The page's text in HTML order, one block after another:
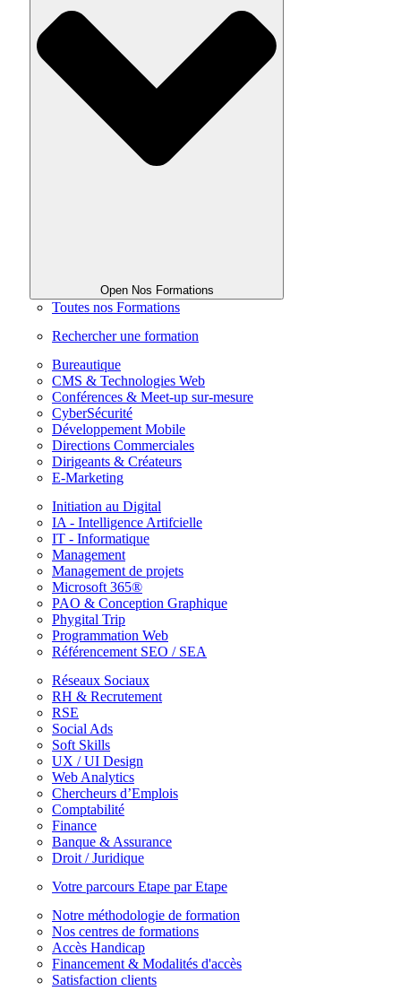
Open Nos Formations
Toutes nos Formations
Rechercher une formation
Bureautique
CMS & Technologies Web
Conférences & Meet-up sur-mesure
CyberSécurité
Développement Mobile
Directions Commerciales
Dirigeants & Créateurs
E-Marketing
Initiation au Digital
IA - Intelligence Artifcielle
IT - Informatique
Management
Management de projets
Microsoft 365®
PAO & Conception Graphique
Phygital Trip
Programmation Web
Référencement SEO / SEA
Réseaux Sociaux
RH & Recrutement
RSE
Social Ads
Soft Skills
UX / UI Design
Web Analytics
Chercheurs d’Emplois
Comptabilité
Finance
Banque & Assurance
Droit / Juridique
Votre parcours Etape par Etape
Notre méthodologie de formation
Nos centres de formations
Accès Handicap
Financement & Modalités d'accès
Satisfaction clients